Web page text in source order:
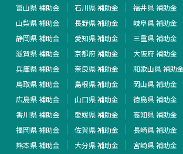
富山県 補助金
石川県 補助金
福井県 補助金
山梨県 補助金
長野県 補助金
岐阜県 補助金
静岡県 補助金
愛知県 補助金
三重県 補助金
滋賀県 補助金
京都府 補助金
大阪府 補助金
兵庫県 補助金
奈良県 補助金
和歌山県 補助金
鳥取県 補助金
島根県 補助金
岡山県 補助金
広島県 補助金
山口県 補助金
徳島県 補助金
香川県 補助金
愛媛県 補助金
高知県 補助金
福岡県 補助金
佐賀県 補助金
長崎県 補助金
熊本県 補助金
大分県 補助金
宮崎県 補助金